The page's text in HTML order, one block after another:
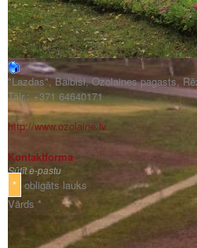
"Lazdas", Balbiši, Ozolaines pagasts,
Tālr.: +371 64640171
http://www.ozolaine.lv
Kontaktforma
Sūtīt e-pastu
* obligāts lauks
Vārds *